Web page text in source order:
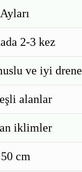
2-3 kez
ve iyi
alanlar
iklimler
cm